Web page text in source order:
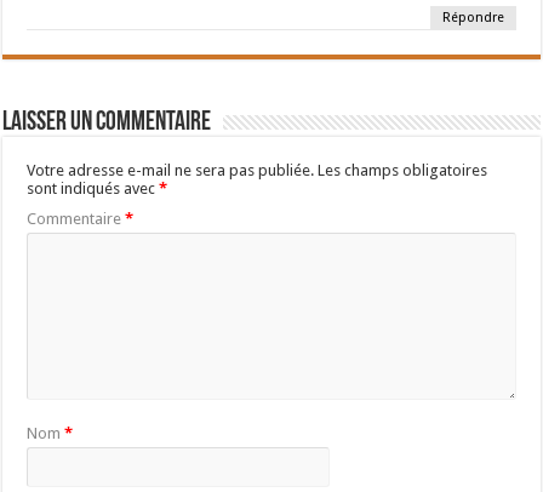
Répondre
Laisser un commentaire
Votre adresse e-mail ne sera pas publiée. Les champs obligatoires
sont indiqués avec*
Commentaire*
Nom*